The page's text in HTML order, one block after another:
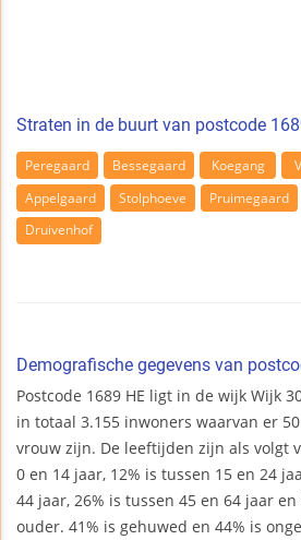
Straten in de buurt van postcode
Peregaard Bessegaard Koegang
Appelgaard
Stolphoeve Pruimegaard
Druivenhof
Demografische gegevens van
Postcode 1689 HE ligt in de wijk Wijk
in totaal 3.155 inwoners waarvan er
vrouw zijn. De leeftijden zijn als volgt
0 en 14 jaar, 12% is tussen 15 en 24
44 jaar, 26% is tussen 45 en 64 jaar
ouder. 41% is gehuwed en 44% is